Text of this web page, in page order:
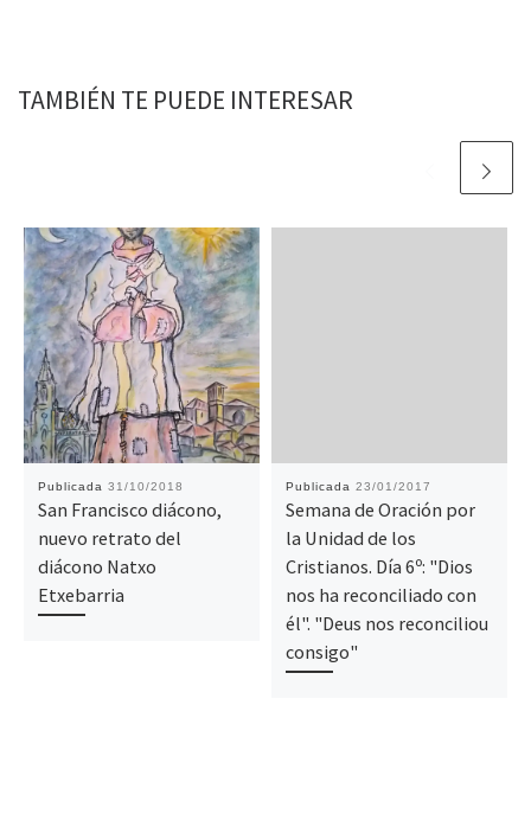
TAMBIÉN TE PUEDE INTERESAR
Publicada 31/10/2018
San Francisco diácono,
nuevo retrato del
diácono Natxo
Etxebarria
Publicada 23/01/2017
Semana de Oración por
la Unidad de los
Cristianos. Día 6º: "Dios
nos ha reconciliado con
él". "Deus nos reconciliou
consigo"